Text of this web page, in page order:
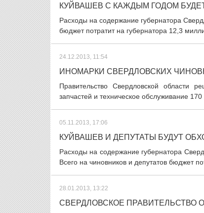
КУЙВАШЕВ С КАЖДЫМ ГОДОМ
Расходы на содержание губернатора
бюджет потратит на губернатора 12,3
24.12.2013, 11:54
ИНОМАРКИ СВЕРДЛОВСКИХ
Правительство Свердловской области
запчастей и техническое обслуживание
05.11.2013, 17:06
КУЙВАШЕВ И ДЕПУТАТЫ БУДУТ
Расходы на содержание губернатора
Всего на чиновников и депутатов бюджет
28.01.2013, 13:22
СВЕРДЛОВСКОЕ